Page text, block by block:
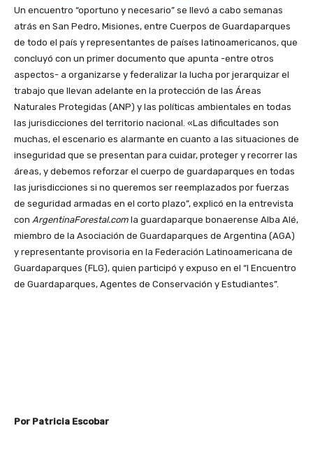
Un encuentro “oportuno y necesario” se llevó a cabo semanas
atrás en San Pedro, Misiones, entre Cuerpos de Guardaparques
de todo el país y representantes de países latinoamericanos, que
concluyó con un primer documento que apunta -entre otros
aspectos- a organizarse y federalizar la lucha por jerarquizar el
trabajo que llevan adelante en la protección de las Áreas
Naturales Protegidas (ANP) y las políticas ambientales en todas
las jurisdicciones del territorio nacional. «Las dificultades son
muchas, el escenario es alarmante en cuanto a las situaciones de
inseguridad que se presentan para cuidar, proteger y recorrer las
áreas, y debemos reforzar el cuerpo de guardaparques en todas
las jurisdicciones si no queremos ser reemplazados por fuerzas
de seguridad armadas en el corto plazo”, explicó en la entrevista
con ArgentinaForestal.com la guardaparque bonaerense Alba Alé,
miembro de la Asociación de Guardaparques de Argentina (AGA)
y representante provisoria en la Federación Latinoamericana de
Guardaparques (FLG), quien participó y expuso en el “I Encuentro
de Guardaparques, Agentes de Conservación y Estudiantes”.
Por Patricia Escobar